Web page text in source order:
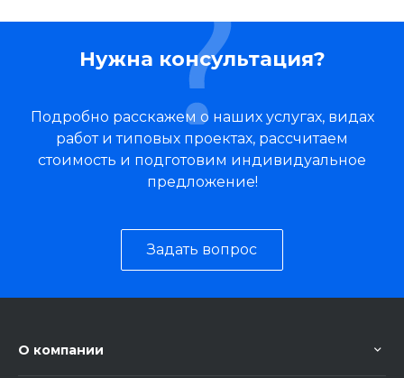
Нужна консультация?
Подробно расскажем о наших услугах, видах
работ и типовых проектах, рассчитаем
стоимость и подготовим индивидуальное
предложение!
Задать вопрос
О компании